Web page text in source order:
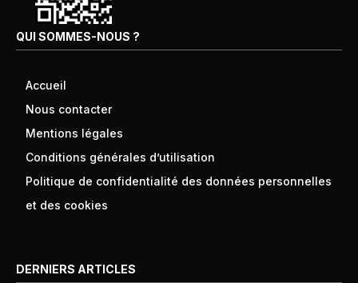
QUI SOMMES-NOUS ?
Accueil
Nous contacter
Mentions légales
Conditions générales d’utilisation
Politique de confidentialité des données personnelles
et des cookies
DERNIERS ARTICLES